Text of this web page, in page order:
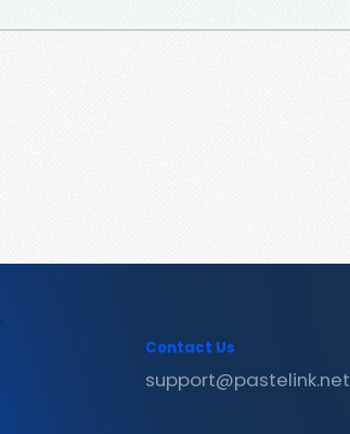
Contact Us
support@pastelink.net